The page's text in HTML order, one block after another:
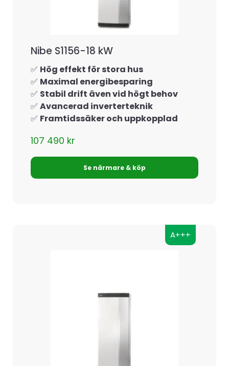
Nibe S1156-18 kW
✅ Hög effekt för stora hus
✅ Maximal energibesparing
✅ Stabil drift även vid högt behov
✅ Avancerad inverterteknik
✅ Framtidssäker och uppkopplad
107 490 kr
Se närmare & köp
A+++